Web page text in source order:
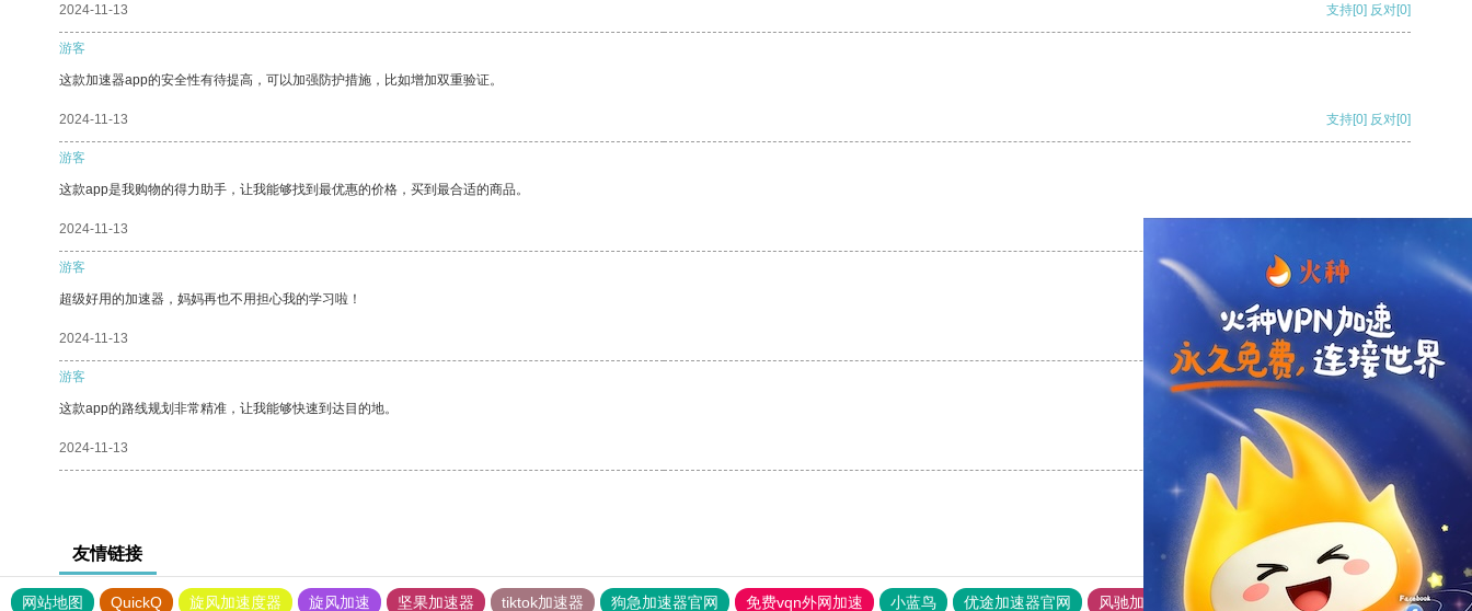
2024-11-13 支持[0] 反对[0]
游客
这款加速器app的安全性有待提高，可以加强防护措施，比如增加双重验证。
2024-11-13 支持[0] 反对[0]
游客
这款app是我购物的得力助手，让我能够找到最优惠的价格，买到最合适的商品。
2024-11-13
游客
超级好用的加速器，妈妈再也不用担心我的学习啦！
2024-11-13 支持 [0] 反对 [0]
游客
这款app的路线规划非常精准，让我能够快速到达目的地。
2024-11-13 支持
友情链接
网站地图 QuickQ 旋风加速度器 旋风加速 坚果加速器 tiktok加速器 狗急加速器官网 免费vqn外网加速 小蓝鸟 优途加速器官网 风驰加速器 旋风加速器